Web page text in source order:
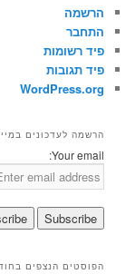
הרשמה
התחבר
פיד רשומות
פיד תגובות
WordPress.org
הרשמה לעדכונים
Your email:
הפוסטים הנצפים